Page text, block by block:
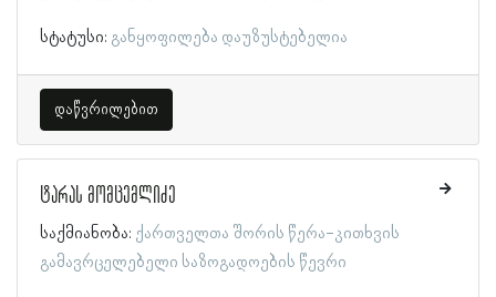
სტატუსი: განყოფილება დაუზუსტებელია
დაწვრილებით
ტარას მომცემლიძე
საქმიანობა: ქართველთა შორის წერა-კითხვის
გამავრცელებელი საზოგადოების წევრი